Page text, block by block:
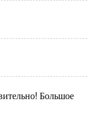
Большое